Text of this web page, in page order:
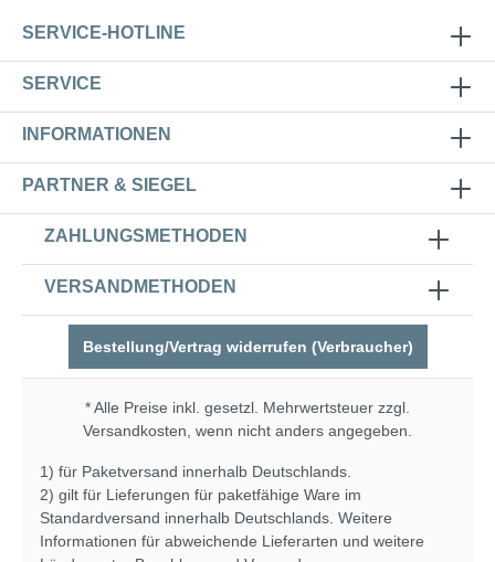
SERVICE-HOTLINE
SERVICE
INFORMATIONEN
PARTNER & SIEGEL
ZAHLUNGSMETHODEN
VERSANDMETHODEN
Bestellung/Vertrag widerrufen (Verbraucher)
* Alle Preise inkl. gesetzl. Mehrwertsteuer zzgl.
Versandkosten , wenn nicht anders angegeben.
1) für Paketversand innerhalb Deutschlands.
2) gilt für Lieferungen für paketfähige Ware im
Standardversand innerhalb Deutschlands. Weitere
Informationen für abweichende Lieferarten und weitere